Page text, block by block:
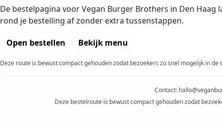
De bestelpagina voor Vegan Burger Brothers in Den Haag
rond je bestelling af zonder extra tussenstappen.
Open bestellen Bekijk menu
Deze route is bewust compact gehouden zodat bezoekers zo snel mogelijk in de
Contact:
Deze bestelroute is bewust compact gehouden zodat